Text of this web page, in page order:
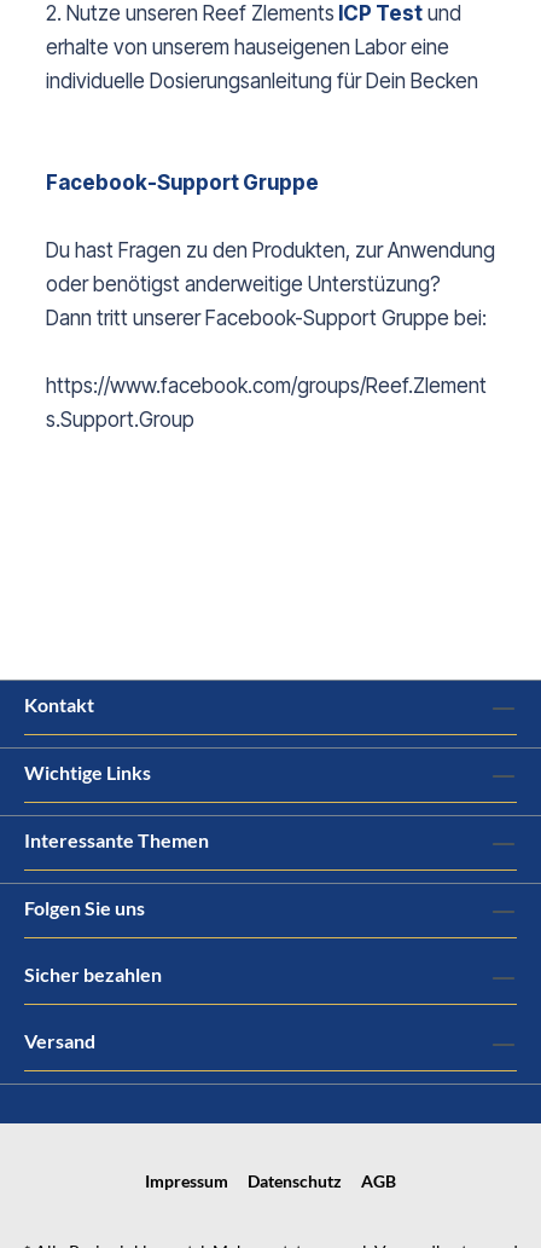
2. Nutze unseren Reef Zlements ICP Test und
erhalte von unserem hauseigenen Labor eine
individuelle Dosierungsanleitung für Dein Becken
Facebook-Support Gruppe
Du hast Fragen zu den Produkten, zur Anwendung
oder benötigst anderweitige Unterstüzung?
Dann tritt unserer Facebook-Support Gruppe bei:
https://www.facebook.com/groups/Reef.Zlement
s.Support.Group
Kontakt
Wichtige Links
Interessante Themen
Folgen Sie uns
Sicher bezahlen
Versand
Impressum Datenschutz AGB